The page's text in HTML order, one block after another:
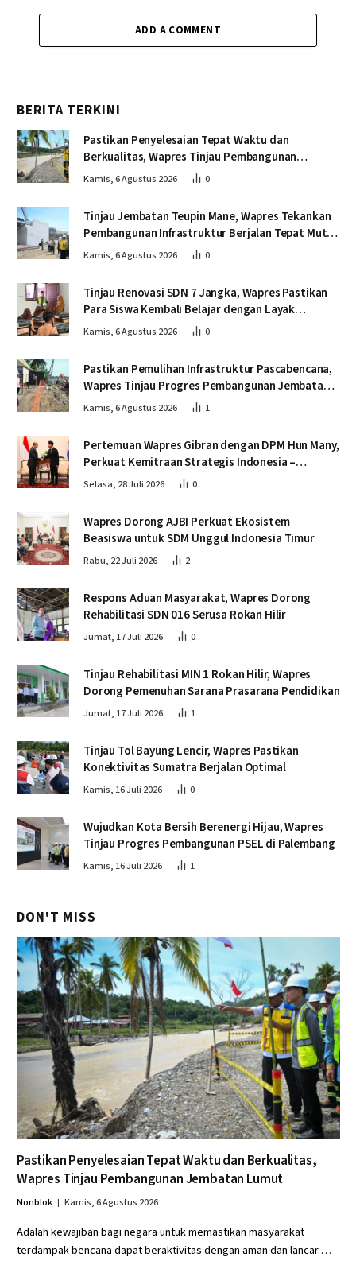
ADD A COMMENT
BERITA TERKINI
Pastikan Penyelesaian Tepat Waktu dan
Berkualitas, Wapres Tinjau Pembangunan
Jembatan Lumut
Kamis, 6 Agustus 2026 0
Tinjau Jembatan Teupin Mane, Wapres Tekankan
Pembangunan Infrastruktur Berjalan Tepat Mutu
dan Tepat Waktu
Kamis, 6 Agustus 2026 0
Tinjau Renovasi SDN 7 Jangka, Wapres Pastikan
Para Siswa Kembali Belajar dengan Layak
Pascabencana
Kamis, 6 Agustus 2026 0
Pastikan Pemulihan Infrastruktur Pascabencana,
Wapres Tinjau Progres Pembangunan Jembatan
Krueng Tingkeum Bireuen
Kamis, 6 Agustus 2026 1
Pertemuan Wapres Gibran dengan DPM Hun Many,
Perkuat Kemitraan Strategis Indonesia –
Kamboja
Selasa, 28 Juli 2026 0
Wapres Dorong AJBI Perkuat Ekosistem
Beasiswa untuk SDM Unggul Indonesia Timur
Rabu, 22 Juli 2026 2
Respons Aduan Masyarakat, Wapres Dorong
Rehabilitasi SDN 016 Serusa Rokan Hilir
Jumat, 17 Juli 2026 0
Tinjau Rehabilitasi MIN 1 Rokan Hilir, Wapres
Dorong Pemenuhan Sarana Prasarana Pendidikan
Jumat, 17 Juli 2026 1
Tinjau Tol Bayung Lencir, Wapres Pastikan
Konektivitas Sumatra Berjalan Optimal
Kamis, 16 Juli 2026 0
Wujudkan Kota Bersih Berenergi Hijau, Wapres
Tinjau Progres Pembangunan PSEL di Palembang
Kamis, 16 Juli 2026 1
DON'T MISS
Pastikan Penyelesaian Tepat Waktu dan Berkualitas,
Wapres Tinjau Pembangunan Jembatan Lumut
Nonblok Kamis, 6 Agustus 2026
Adalah kewajiban bagi negara untuk memastikan masyarakat
terdampak bencana dapat beraktivitas dengan aman dan lancar.…